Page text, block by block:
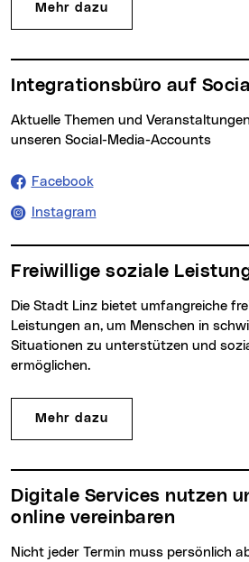
Mehr dazu
Integrationsbüro auf
Aktuelle Themen und Veranstaltungen finden Sie auch auf
unseren Social-Media-Accounts
Facebook
Instagram
Freiwillige soziale
Die Stadt Linz bietet umfangreiche freiwillige soziale
Leistungen an, um Menschen in
Situationen zu unterstützen und
ermöglichen.
Mehr dazu
Digitale Services nutzen und Termine
online vereinbaren
Nicht jeder Termin muss persönlich abgewickelt werden. Die